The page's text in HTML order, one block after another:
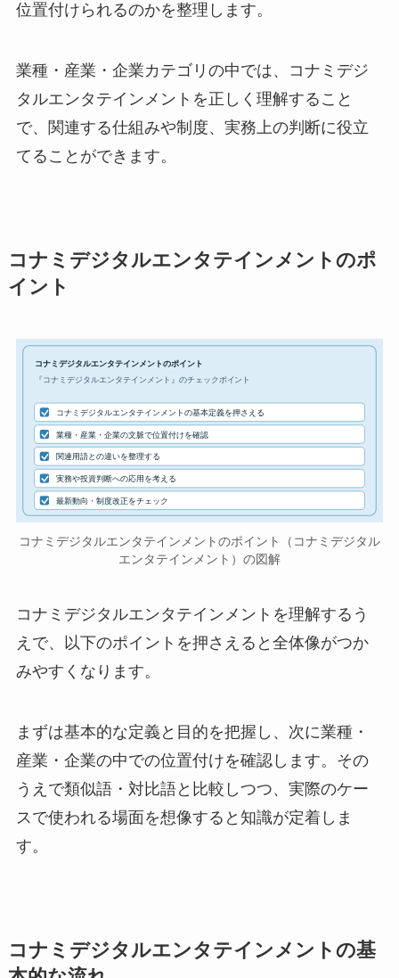
位置付けられるのかを整理します。
業種・産業・企業カテゴリの中では、コナミデジ
タルエンタテインメントを正しく理解すること
で、関連する仕組みや制度、実務上の判断に役立
てることができます。
コナミデジタルエンタテインメントのポ
イント
コナミデジタルエンタテインメントのポイント
『コナミデジタルエンタテインメント』のチェックポイント
コナミデジタルエンタテインメントの基本定義を押さえる
業種・産業・企業の文脈で位置付けを確認
関連用語との違いを整理する
実務や投資判断への応用を考える
最新動向・制度改正をチェック
コナミデジタルエンタテインメントのポイント（コナミデジタル
エンタテインメント）の図解
コナミデジタルエンタテインメントを理解するう
えで、以下のポイントを押さえると全体像がつか
みやすくなります。
まずは基本的な定義と目的を把握し、次に業種・
産業・企業の中での位置付けを確認します。その
うえで類似語・対比語と比較しつつ、実際のケー
スで使われる場面を想像すると知識が定着しま
す。
コナミデジタルエンタテインメントの基